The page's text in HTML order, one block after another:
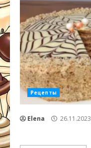
Рецепты
Elena 26.11.2023